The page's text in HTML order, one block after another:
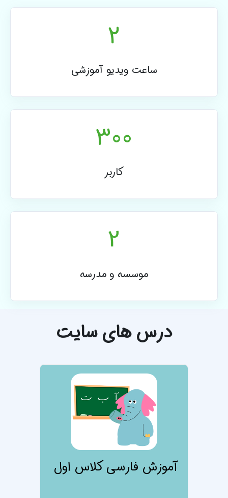
2
ساعت ویدیو آموزشی
300
کاربر
2
موسسه و مدرسه
درس های سایت
تصویر درس
آموزش فارسی کلاس اول